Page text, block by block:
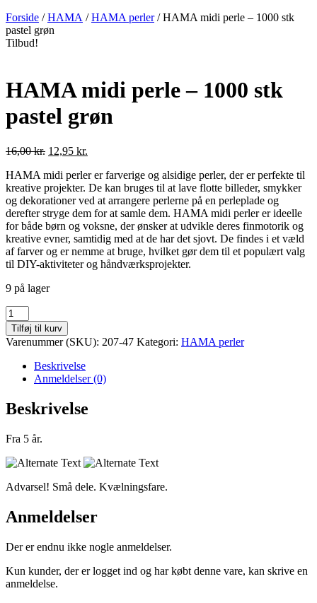
Forside /HAMA /HAMA perler/ HAMA midi perle – 1000 stk
pastel grøn
Tilbud!
HAMA midi perle – 1000 stk
pastel grøn
16,00kr. Den
pris
var:
16,00 kr..
12,95 kr.
pris
er:
12,95 kr..
HAMA midi perler er farverige og alsidige perler, der er perfekte til
kreative projekter. De kan bruges til at lave flotte billeder, smykker
og dekorationer ved at arrangere perlerne på en perleplade og
derefter stryge dem for at samle dem. HAMA midi perler er ideelle
for både børn og voksne, der ønsker at udvikle deres finmotorik og
kreative evner, samtidig med at de har det sjovt. De findes i et væld
af farver og er nemme at bruge, hvilket gør dem til et populært valg
til DIY-aktiviteter og håndværksprojekter.
9 på lager
HAMA
midi
perle
1000
grøn
antal
Tilføj til kurv
Varenummer (SKU): 207-47 Kategori: HAMA perler
Beskrivelse
Anmeldelser (0)
Beskrivelse
Fra 5 år.
Advarsel! Små dele. Kvælningsfare.
Anmeldelser
Der er endnu ikke nogle anmeldelser.
Kun kunder, der er logget ind og har købt denne vare, kan skrive en
anmeldelse.